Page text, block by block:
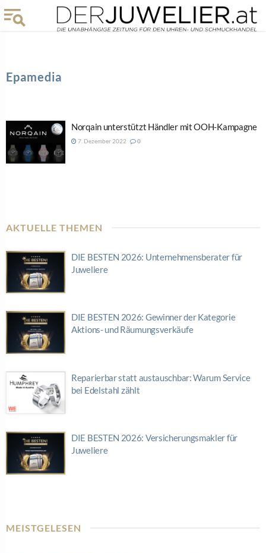
Epamedia
Norqain unterstützt Händler mit OOH-Kampagne
7. Dezember 2022 0
AKTUELLE THEMEN
DIE BESTEN 2026: Unternehmensberater für
Juweliere
DIE BESTEN 2026: Gewinner der Kategorie
Aktions- und Räumungsverkäufe
Reparierbar statt austauschbar: Warum Service
bei Edelstahl zählt
DIE BESTEN 2026: Versicherungsmakler für
Juweliere
MEISTGELESEN